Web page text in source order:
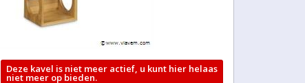
Deze kavel is niet meer actief, u kunt hier helaas
niet meer op bieden.